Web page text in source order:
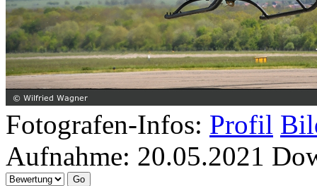
Fotografen-Infos: Profil
Aufnahme: 20.05.2021